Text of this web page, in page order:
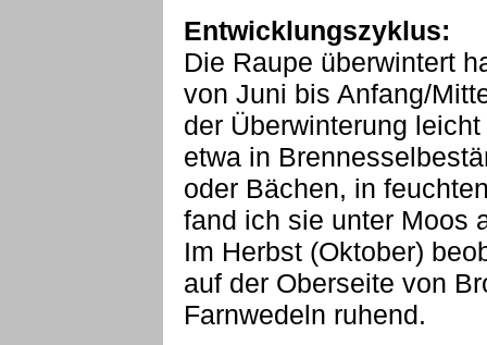
Entwicklungszyklus:
Die Raupe überwintert
von Juni bis Anfang/
der Überwinterung
etwa in
oder Bächen, in
fand ich sie unter Moos
Im Herbst (Oktober)
auf der Oberseite von
Farnwedeln ruhend.